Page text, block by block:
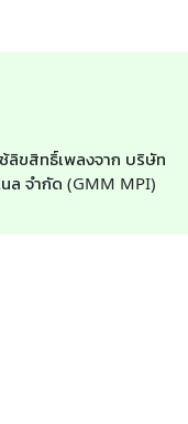
ลิขสิทธิ์เพลงจาก บริษัท
ล จำกัด (GMM MPI)